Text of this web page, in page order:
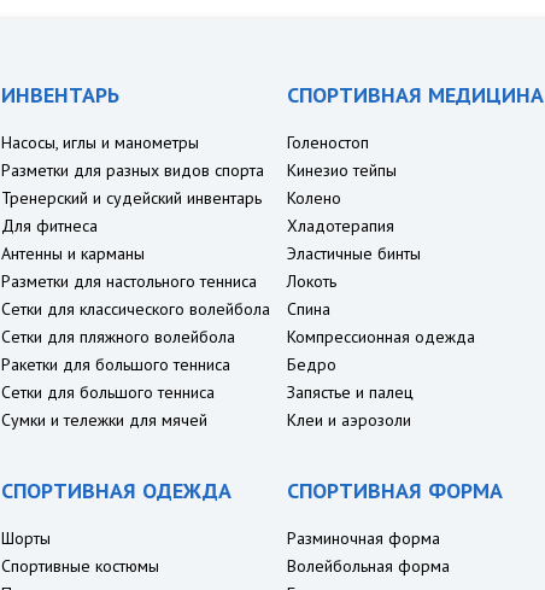
ИНВЕНТАРЬ
Насосы, иглы и манометры
Разметки для разных видов спорта
Тренерский и судейский инвентарь
Для фитнеса
Антенны и карманы
Разметки для настольного тенниса
Сетки для классического волейбола
Сетки для пляжного волейбола
Ракетки для большого тенниса
Сетки для большого тенниса
Сумки и тележки для мячей
СПОРТИВНАЯ МЕДИЦИНА
Голеностоп
Кинезио тейпы
Колено
Хладотерапия
Эластичные бинты
Локоть
Спина
Компрессионная одежда
Бедро
Запястье и палец
Клеи и аэрозоли
СПОРТИВНАЯ ОДЕЖДА
Шорты
Спортивные костюмы
СПОРТИВНАЯ ФОРМА
Разминочная форма
Волейбольная форма